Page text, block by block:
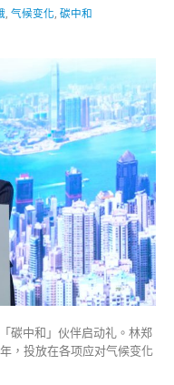
,气候变化,碳中和
碳中和」伙伴启动礼。林郑
，投放在各项应对气候变化